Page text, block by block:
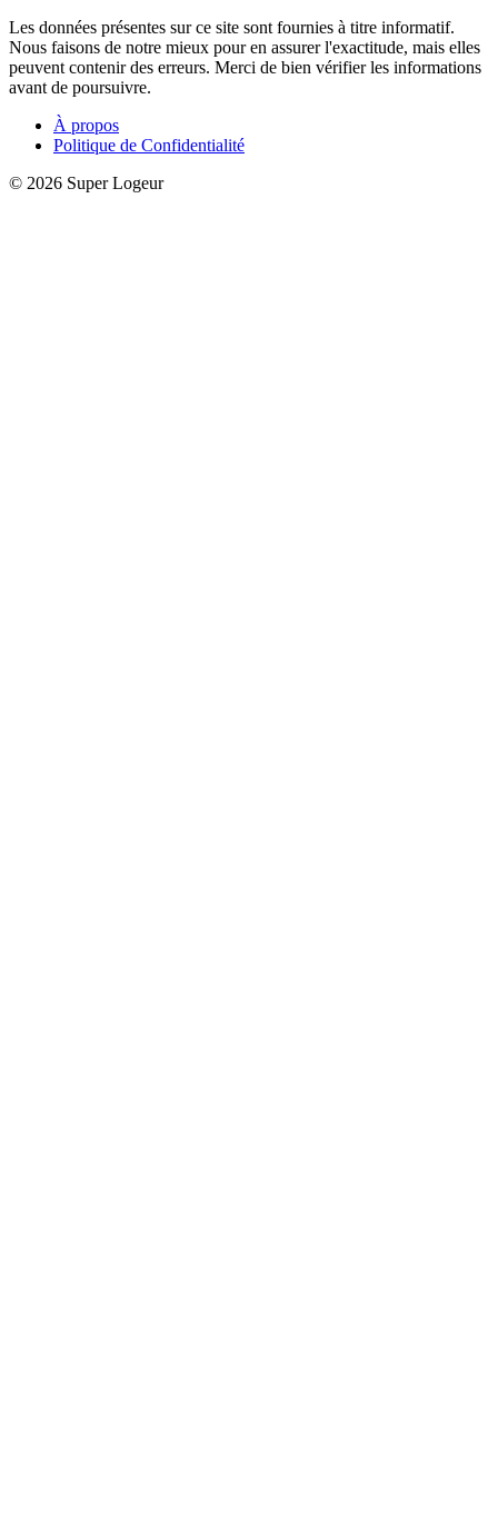
Les données présentes sur ce site sont fournies à titre informatif.
Nous faisons de notre mieux pour en assurer l'exactitude, mais elles
peuvent contenir des erreurs. Merci de bien vérifier les informations
avant de poursuivre.
À propos
Politique de Confidentialité
© 2026 Super Logeur